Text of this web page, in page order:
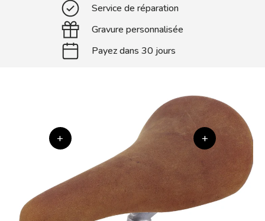
Service de réparation
Gravure personnalisée
Payez dans 30 jours
+ +